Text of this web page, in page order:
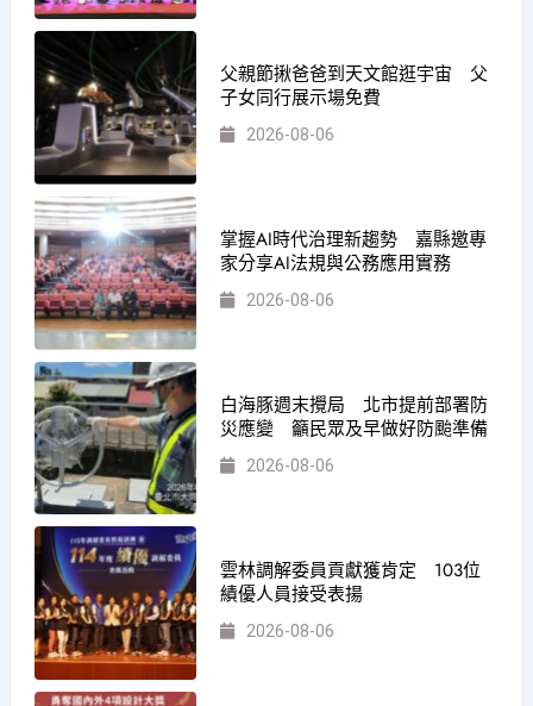
父親節揪爸爸到天文館逛宇宙 父
子女同行展示場免費
2026-08-06
掌握AI時代治理新趨勢 嘉縣邀專
家分享AI法規與公務應用實務
2026-08-06
白海豚週末攪局 北市提前部署防
災應變 籲民眾及早做好防颱準備
2026-08-06
雲林調解委員貢獻獲肯定 103位
績優人員接受表揚
2026-08-06